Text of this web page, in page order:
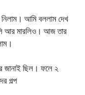
আমি বললাম দেখ
আর মারলিও। আজ তার
জানাই ছিল। ফলে ২
গল্প